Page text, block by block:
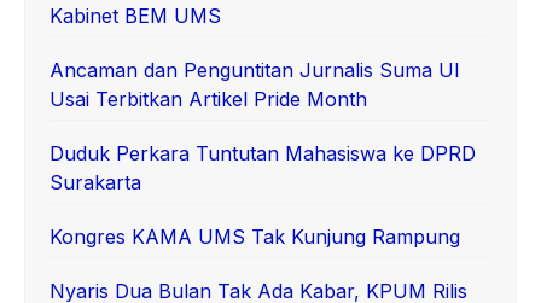
Kabinet BEM UMS
Ancaman dan Penguntitan Jurnalis Suma UI
Usai Terbitkan Artikel Pride Month
Duduk Perkara Tuntutan Mahasiswa ke DPRD
Surakarta
Kongres KAMA UMS Tak Kunjung Rampung
Nyaris Dua Bulan Tak Ada Kabar, KPUM Rilis